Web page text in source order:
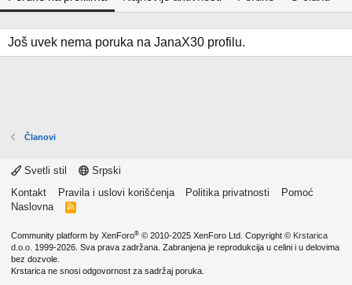
Još uvek nema poruka na JanaX30 profilu.
Članovi
Svetli stil
Srpski
Kontakt
Pravila i uslovi korišćenja Politika privatnosti
Pomoć
Naslovna
R
Community platform by XenForo® © 2010-2025 XenForo Ltd. Copyright © Krstarica
d.o.o. 1999-2026. Sva prava zadržana. Zabranjena je reprodukcija u celini i u delovima
bez dozvole.
Krstarica ne snosi odgovornost za sadržaj poruka.